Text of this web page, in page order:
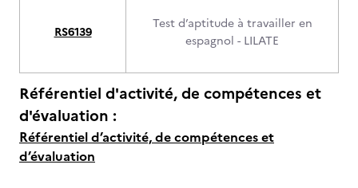
RS6139
Test d’aptitude à travailler en
espagnol - LILATE
Référentiel d'activité, de compétences et
d'évaluation :
Référentiel d’activité, de compétences et
d’évaluation